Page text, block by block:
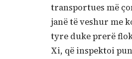
transportues më
janë të veshur me
tyre duke prerë
Xi, që inspektoi